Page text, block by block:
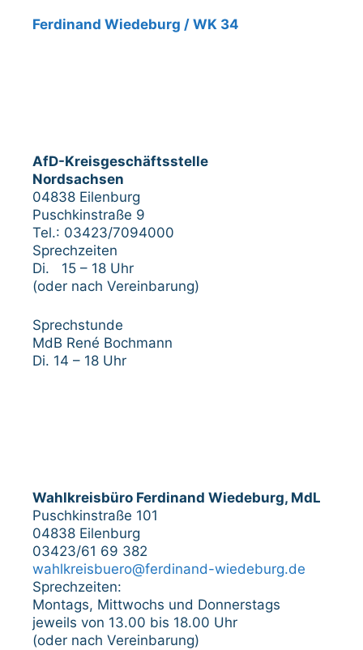
Ferdinand Wiedeburg / WK 34
AfD-Kreisgeschäftsstelle
Nordsachsen
04838 Eilenburg
Puschkinstraße 9
Tel.: 03423/7094000
Sprechzeiten
Di. 15 – 18 Uhr
(oder nach Vereinbarung)
Sprechstunde
MdB René Bochmann
Di. 14 – 18 Uhr
Wahlkreisbüro Ferdinand Wiedeburg, MdL
Puschkinstraße 101
04838 Eilenburg
03423/61 69 382
wahlkreisbuero@ferdinand-wiedeburg.de
Sprechzeiten:
Montags, Mittwochs und Donnerstags
jeweils von 13.00 bis 18.00 Uhr
(oder nach Vereinbarung)